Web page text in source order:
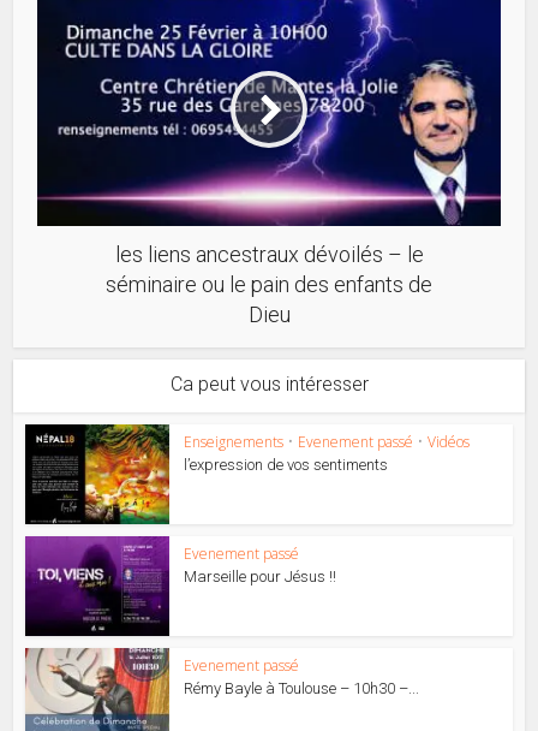
les liens ancestraux dévoilés – le
séminaire ou le pain des enfants de
Dieu
Ca peut vous intéresser
Enseignements • Evenement passé • Vidéos
l’expression de vos sentiments
Evenement passé
Marseille pour Jésus !!
Evenement passé
Rémy Bayle à Toulouse – 10h30 –...